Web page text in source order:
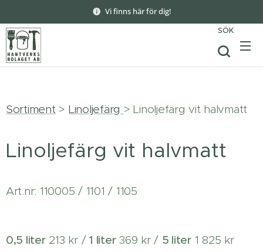
Vi finns här för dig!
SÖK
Sortiment> Linoljefärg > Linoljefärg vit halvmatt
Linoljefärg vit halvmatt
Art.nr: 110005 / 1101 / 1105
0,5 liter213 kr /1 liter369 kr / 5 liter1 825 kr